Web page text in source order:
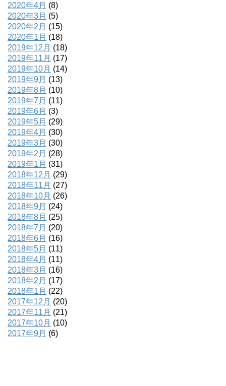
2020年4月 (8)
2020年3月 (5)
2020年2月 (15)
2020年1月 (18)
2019年12月 (18)
2019年11月 (17)
2019年10月 (14)
2019年9月 (13)
2019年8月 (10)
2019年7月 (11)
2019年6月 (3)
2019年5月 (29)
2019年4月 (30)
2019年3月 (30)
2019年2月 (28)
2019年1月 (31)
2018年12月 (29)
2018年11月 (27)
2018年10月 (26)
2018年9月 (24)
2018年8月 (25)
2018年7月 (20)
2018年6月 (16)
2018年5月 (11)
2018年4月 (11)
2018年3月 (16)
2018年2月 (17)
2018年1月 (22)
2017年12月 (20)
2017年11月 (21)
2017年10月 (10)
2017年9月 (6)